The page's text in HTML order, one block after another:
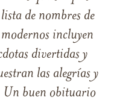
de nombres de
incluyen
divertidas y
las alegrías y
Un buen obituario